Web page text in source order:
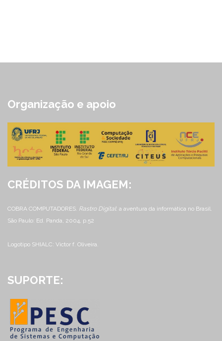
Organização e apoio
CRÉDITOS DA IMAGEM:
COBRA COMPUTADORES. Rastro Digital: a aventura da informática no Brasil.
São Paulo: Ed. Panda, 2004, p.52
Logotipo SHIALC: Victor f. Oliveira.
SUPORTE: